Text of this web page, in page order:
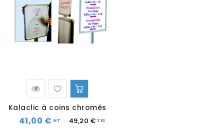
Kalaclic à coins chromés
41,00 € 49,20 €